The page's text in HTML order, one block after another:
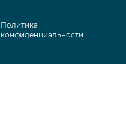
Политика
конфиденциальности